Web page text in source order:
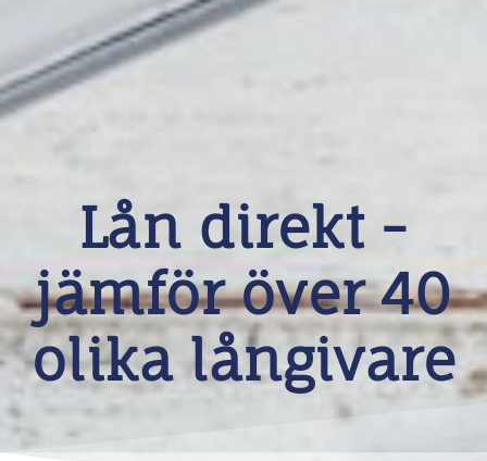
Lån direkt -
jämför över 40
olika långivare